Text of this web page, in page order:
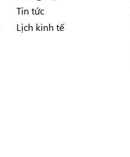
Tin tức
Lịch kinh tế